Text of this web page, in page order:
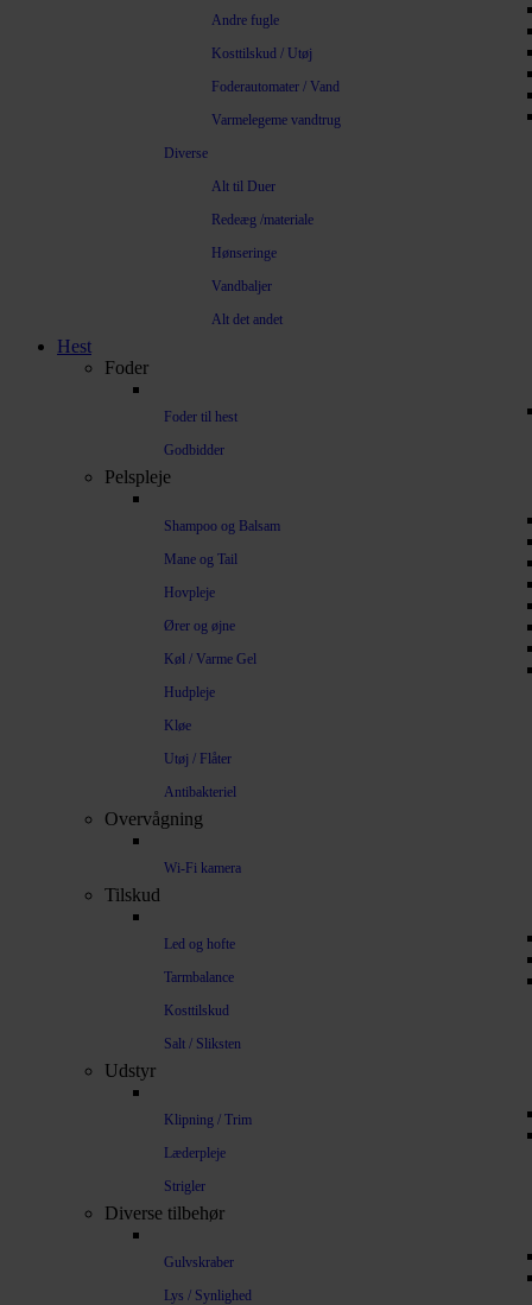
Andre fugle
Kosttilskud / Utøj
Foderautomater / Vand
Varmelegeme vandtrug
Diverse
Alt til Duer
Redeæg /materiale
Hønseringe
Vandbaljer
Alt det andet
Hest
Foder
Foder til hest
Godbidder
Pelspleje
Shampoo og Balsam
Mane og Tail
Hovpleje
Ører og øjne
Køl / Varme Gel
Hudpleje
Kløe
Utøj / Flåter
Antibakteriel
Overvågning
Wi-Fi kamera
Tilskud
Led og hofte
Tarmbalance
Kosttilskud
Salt / Sliksten
Udstyr
Klipning / Trim
Læderpleje
Strigler
Diverse tilbehør
Gulvskraber
Lys / Synlighed